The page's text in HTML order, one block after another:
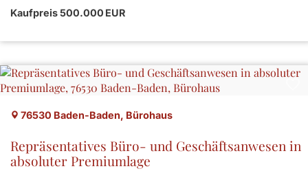
Kaufpreis 500.000 EUR
76530 Baden-Baden, Bürohaus
Repräsentatives Büro- und Geschäftsanwesen in
absoluter Premiumlage